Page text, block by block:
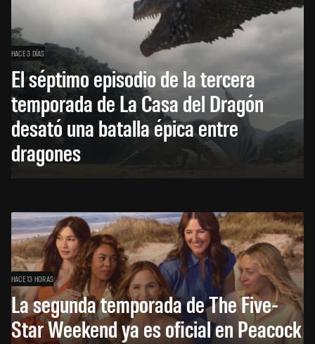
HACE 3 DÍAS
El séptimo episodio de la tercera
temporada de La Casa del Dragón
desató una batalla épica entre
dragones
HACE 13 HORAS
La segunda temporada de The Five-
Star Weekend ya es oficial en Peacock